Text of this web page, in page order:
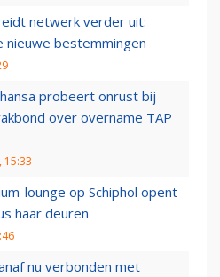
netwerk verder uit:
nieuwe bestemmingen
probeert onrust bij
over overname TAP
15:33
lounge op Schiphol opent
haar deuren
nu verbonden met